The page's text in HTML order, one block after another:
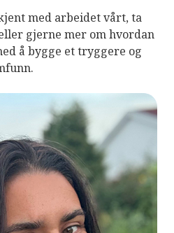
med arbeidet vårt, ta
gjerne mer om hvordan
å bygge et tryggere og